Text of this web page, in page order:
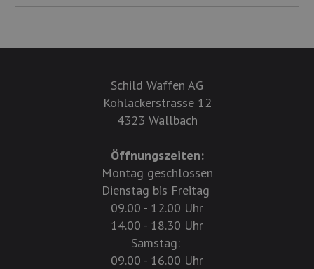
Schild Waffen AG
Kohlackerstrasse 12
4323 Wallbach
Öffnungszeiten:
Montag geschlossen
Dienstag bis Freitag
09.00 - 12.00 Uhr
14.00 - 18.30 Uhr
Samstag:
09.00 - 16.00 Uhr